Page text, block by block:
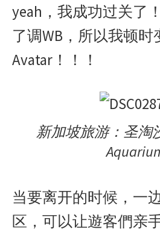
yeah，我成功过关了
了调WB，所以我顿时
Avatar！！！
新加坡旅游：圣淘
当要离开的时候，一
区，可以让遊客們亲